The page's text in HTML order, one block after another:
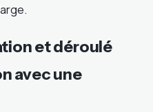
et déroulé
avec une